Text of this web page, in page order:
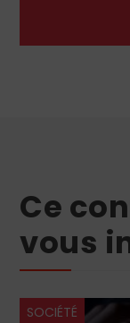
Ce
vous
SOCIÉTÉ